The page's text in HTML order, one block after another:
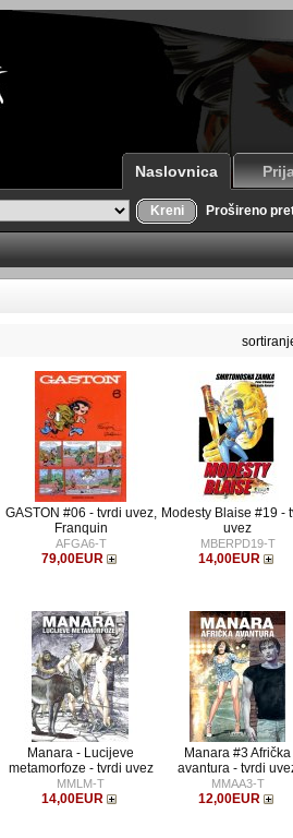
Naslovnica
Kreni Prošireno
GASTON #06 - tvrdi uvez,
Franquin
AFGA6-T
79,00EUR
Modesty Blaise #19 -
uvez
MBERPD19-T
14,00EUR
Manara - Lucijeve
metamorfoze - tvrdi uvez
MMLM-T
14,00EUR
Manara #3 Afrička
avantura - tvrdi
MMAA3-T
12,00EUR